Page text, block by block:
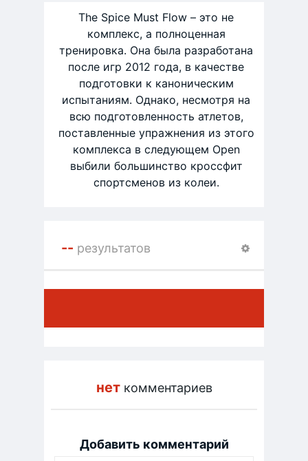
The Spice Must Flow – это не
комплекс, а полноценная
тренировка. Она была разработана
после игр 2012 года, в качестве
подготовки к каноническим
испытаниям. Однако, несмотря на
всю подготовленность атлетов,
поставленные упражнения из этого
комплекса в следующем Open
выбили большинство кроссфит
спортсменов из колеи.
-- результатов
неткомментариев
Добавить комментарий